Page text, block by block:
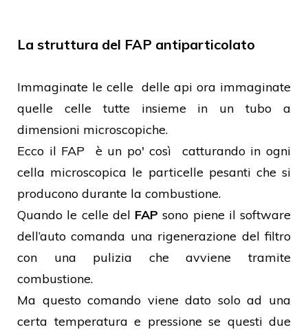
La struttura del FAP antiparticolato
Immaginate le celle delle api ora immaginate
quelle celle tutte insieme in un tubo a
dimensioni microscopiche.
Ecco il FAP è un po' così catturando in ogni
cella microscopica le particelle pesanti che si
producono durante la combustione.
Quando le celle del FAP sono piene il software
dell’auto comanda una rigenerazione del filtro
con una pulizia che avviene tramite
combustione.
Ma questo comando viene dato solo ad una
certa temperatura e pressione se questi due